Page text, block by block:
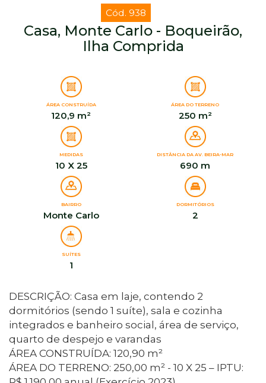
Cód. 938
Casa, Monte Carlo - Boqueirão,
Ilha Comprida
ÁREA CONSTRUÍDA
120,9 m²
ÁREA DO TERRENO
250 m²
MEDIDAS
10 X 25
DISTÂNCIA DA AV. BEIRA-MAR
690 m
BAIRRO
Monte Carlo
DORMITÓRIOS
2
SUÍTES
1
DESCRIÇÃO: Casa em laje, contendo 2
dormitórios (sendo 1 suíte), sala e cozinha
integrados e banheiro social, área de serviço,
quarto de despejo e varandas
ÁREA CONSTRUÍDA: 120,90 m²
ÁREA DO TERRENO: 250,00 m² - 10 X 25 – IPTU: